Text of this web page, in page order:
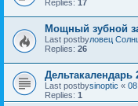
Replies: 17
Мощный зубной
Last postbyловец
Replies: 26
Дельтакалендарь
Last postbysinoptic «
Replies: 1